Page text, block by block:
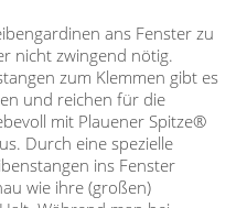
ans Fenster zu
nicht zwingend nötig.
zum Klemmen gibt es
und reichen für die
mit Plauener Spitze®
Durch eine spezielle
ins Fenster
wie ihre (großen)